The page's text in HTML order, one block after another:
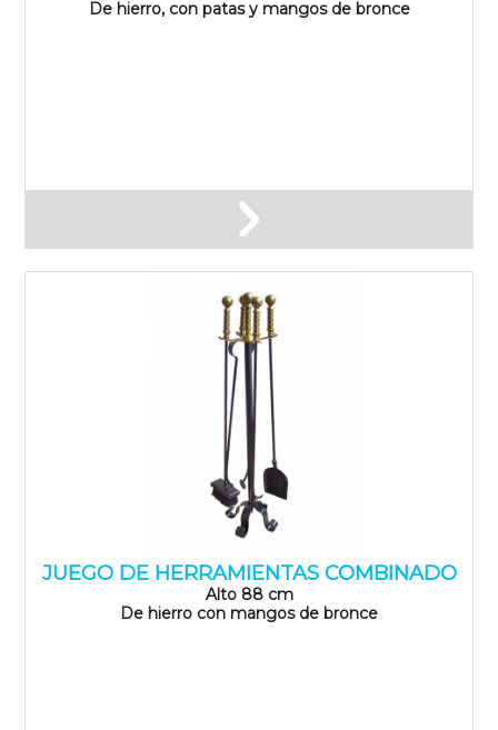
De hierro, con patas y mangos de bronce
JUEGO DE HERRAMIENTAS COMBINADO
Alto 88 cm
De hierro con mangos de bronce